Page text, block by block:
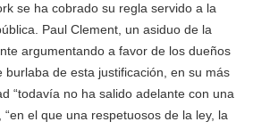
se ha cobrado su regla servido a la
Paul Clement, un asiduo de la
argumentando a favor de los dueños
burlaba de esta justificación, en su más
“todavía no ha salido adelante con una
“en el que una respetuosos de la ley, la